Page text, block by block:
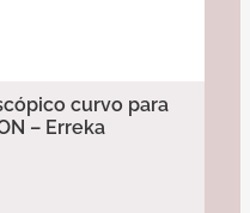
curvo para
– Erreka